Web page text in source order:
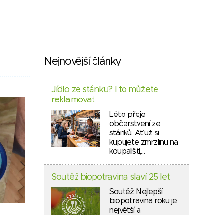
Nejnovější články
Jídlo ze stánku? I to můžete
reklamovat
Léto přeje
občerstvení ze
stánků. Ať už si
kupujete zmrzlinu na
koupališti,…
Soutěž biopotravina slaví 25 let
Soutěž Nejlepší
biopotravina roku je
největší a